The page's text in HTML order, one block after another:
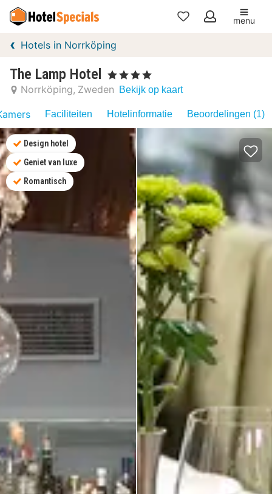
Mijn
menu
Hotels in Norrköping
The Lamp Hotel , 4 Sterren
Norrköping Zweden Bekijk op kaart
Faciliteiten Hotelinformatie Beoordelingen (1)
Design hotel
Geniet van luxe
Romantisch